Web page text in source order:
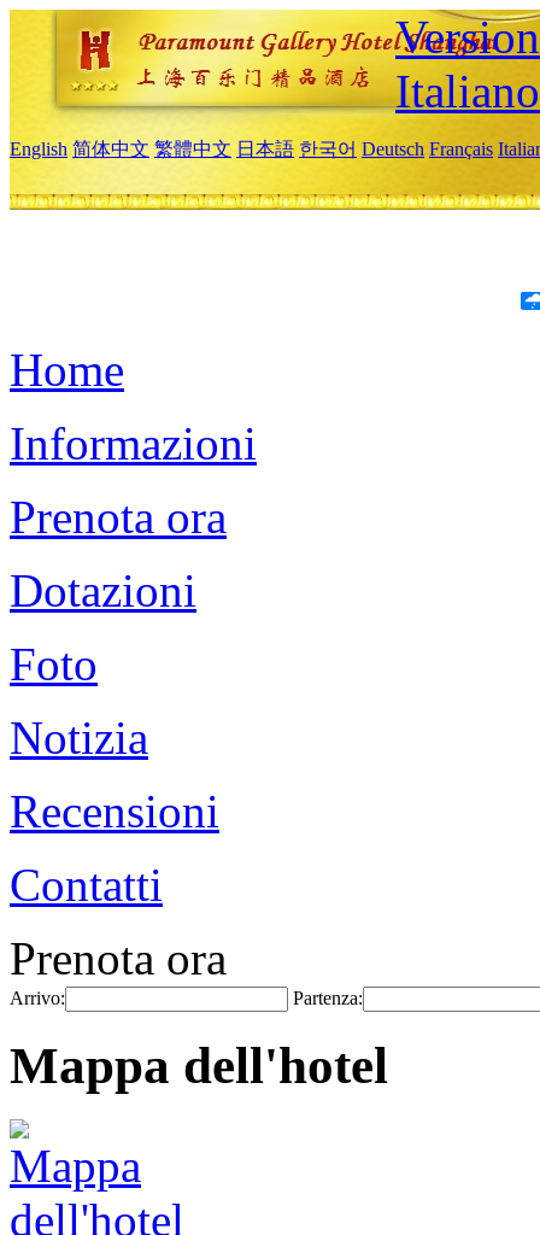
Italiano
English 简体中文 繁體中文 日本語 한국어 Deutsch Français
Home
Informazioni
Prenota ora
Dotazioni
Foto
Notizia
Recensioni
Contatti
Prenota ora
Arrivo: Partenza:
Mappa dell'hotel